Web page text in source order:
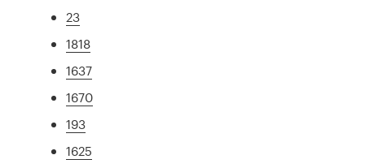
23
1818
1637
1670
193
1625